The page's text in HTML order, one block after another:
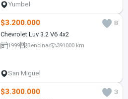
Yumbel
$3.200.000
8
Chevrolet Luv 3.2 V6 4x2
1999 Bencina 391000 km
San Miguel
$3.300.000
3